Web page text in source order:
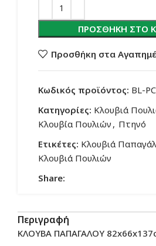
ΠΡΟΣΘΉΚΗ ΣΤΟ
Προσθήκη στα
Κωδικός προϊόντος: BL-
Κατηγορίες: Κλουβιά
Κλουβία Πουλιών , Πτηνό
Ετικέτες: Κλουβιά
Κλουβιά Πουλιών
Share:
Περιγραφή
ΚΛΟΥΒΑ ΠΑΠΑΓΑΛΟΥ